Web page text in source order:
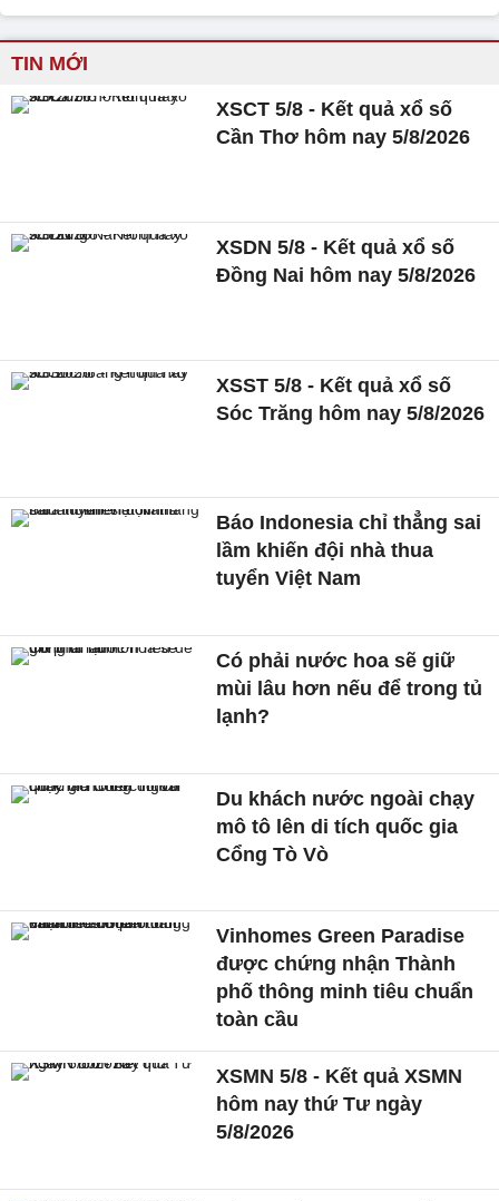
TIN MỚI
XSCT 5/8 - Kết quả xổ số
Cần Thơ hôm nay 5/8/2026
XSDN 5/8 - Kết quả xổ số
Đồng Nai hôm nay 5/8/2026
XSST 5/8 - Kết quả xổ số
Sóc Trăng hôm nay 5/8/2026
Báo Indonesia chỉ thẳng sai
lầm khiến đội nhà thua
tuyển Việt Nam
Có phải nước hoa sẽ giữ
mùi lâu hơn nếu để trong tủ
lạnh?
Du khách nước ngoài chạy
mô tô lên di tích quốc gia
Cổng Tò Vò
Vinhomes Green Paradise
được chứng nhận Thành
phố thông minh tiêu chuẩn
toàn cầu
XSMN 5/8 - Kết quả XSMN
hôm nay thứ Tư ngày
5/8/2026